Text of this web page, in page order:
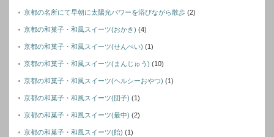
京都の名所にて早朝に太陽光パワーを浴びながら散歩 (2)
京都の和菓子・和風スイーツ(おかき) (4)
京都の和菓子・和風スイーツ(せんぺい) (1)
京都の和菓子・和風スイーツ(まんじゅう) (10)
京都の和菓子・和風スイーツ(ヘルシーおやつ) (1)
京都の和菓子・和風スイーツ(団子) (1)
京都の和菓子・和風スイーツ(最中) (2)
京都の和菓子・和風スイーツ(飴) (1)